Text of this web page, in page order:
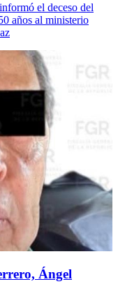
el deceso del
años al ministerio
Ángel